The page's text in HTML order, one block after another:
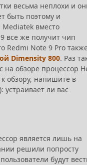
весьма неплохи и
быть поэтому и
Mediatek вместо
все же получит чип
Redmi Note 9 Pro
Dimensity 800. Раз
на обзоре процессор
обзору, напишите в
устраивает ли вас
является лишь на
решили попросту
будут